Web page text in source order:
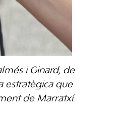
i Ginard, de
estratègica que
de Marratxí